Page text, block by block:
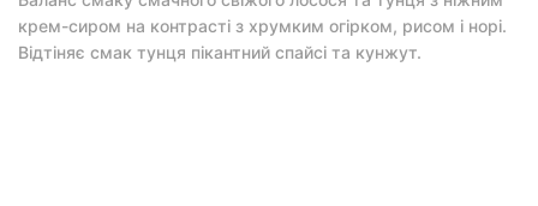
крем-сиром на контрасті з хрумким огірком, рисом і норі.
Відтіняє смак тунця пікантний спайсі та кунжут.